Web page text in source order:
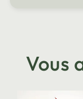
Vous